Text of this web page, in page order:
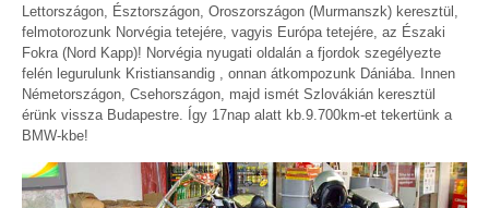
Lettországon, Észtországon, Oroszországon (Murmanszk) keresztül,
felmotorozunk Norvégia tetejére, vagyis Európa tetejére, az Északi
Fokra (Nord Kapp)! Norvégia nyugati oldalán a fjordok szegélyezte
felén legurulunk Kristiansandig , onnan átkompozunk Dániába. Innen
Németországon, Csehországon, majd ismét Szlovákián keresztül
érünk vissza Budapestre. Így 17nap alatt kb.9.700km-et tekertünk a
BMW-kbe!